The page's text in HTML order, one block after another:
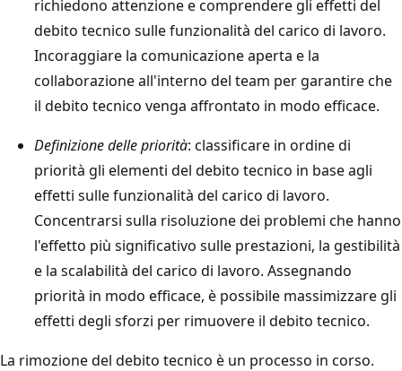
richiedono attenzione e comprendere gli effetti del
debito tecnico sulle funzionalità del carico di lavoro.
Incoraggiare la comunicazione aperta e la
collaborazione all'interno del team per garantire che
il debito tecnico venga affrontato in modo efficace.
Definizione delle priorità: classificare in ordine di
priorità gli elementi del debito tecnico in base agli
effetti sulle funzionalità del carico di lavoro.
Concentrarsi sulla risoluzione dei problemi che hanno
l'effetto più significativo sulle prestazioni, la gestibilità
e la scalabilità del carico di lavoro. Assegnando
priorità in modo efficace, è possibile massimizzare gli
effetti degli sforzi per rimuovere il debito tecnico.
La rimozione del debito tecnico è un processo in corso.